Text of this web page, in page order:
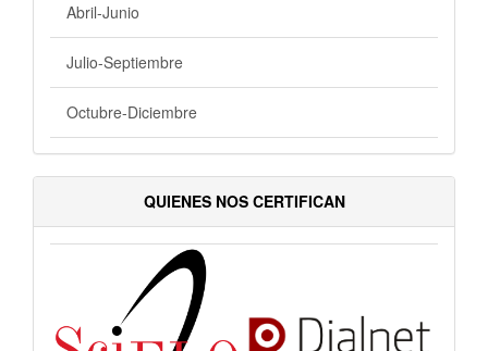
Abril-Junio
Julio-Septiembre
Octubre-Diciembre
QUIENES NOS CERTIFICAN